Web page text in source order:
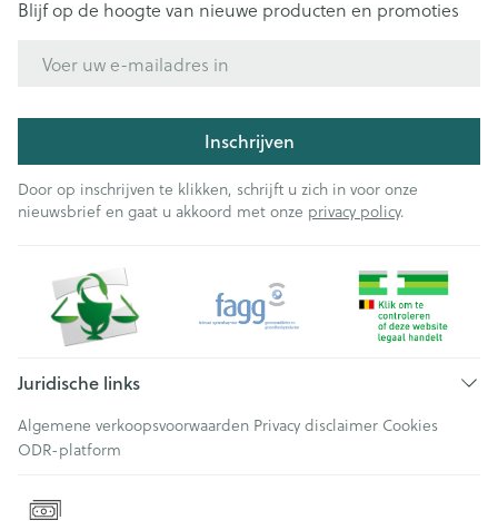
Blijf op de hoogte van nieuwe producten en promoties
Inschrijven
Door op inschrijven te klikken, schrijft u zich in voor onze
nieuwsbrief en gaat u akkoord met onze privacy policy.
Juridische links
Algemene verkoopsvoorwaarden Privacy disclaimer Cookies
ODR-platform